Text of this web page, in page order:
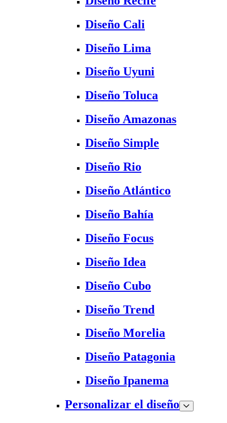
Diseño Cali
Diseño Lima
Diseño Uyuni
Diseño Toluca
Diseño Amazonas
Diseño Simple
Diseño Rio
Diseño Atlántico
Diseño Bahía
Diseño Focus
Diseño Idea
Diseño Cubo
Diseño Trend
Diseño Morelia
Diseño Patagonia
Diseño Ipanema
Personalizar el diseño